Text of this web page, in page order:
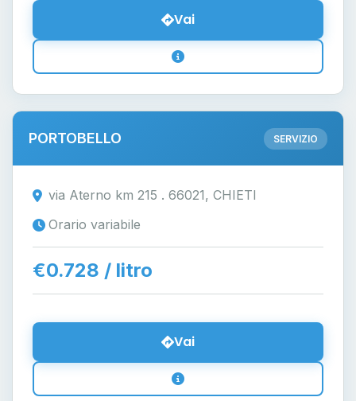
Vai
PORTOBELLO SERVIZIO
via Aterno km 215 . 66021, CHIETI
Orario variabile
€0.728 / litro
Vai